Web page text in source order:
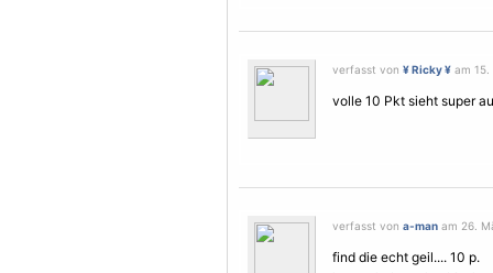
verfasst von ¥ Ricky ¥ am
volle 10 Pkt sieht super
verfasst von a-man am 26.
find die echt geil.... 10 p.